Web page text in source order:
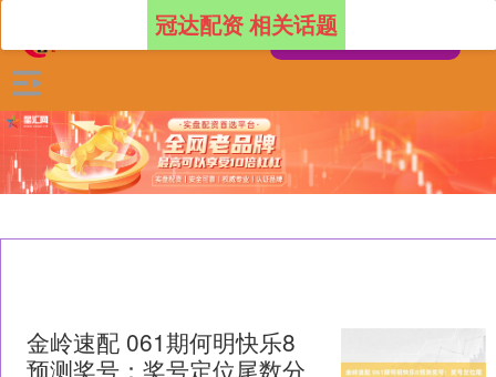
冠达配资 相关话题
金岭速配 061期何明快乐8
预测奖号：奖号定位尾数分